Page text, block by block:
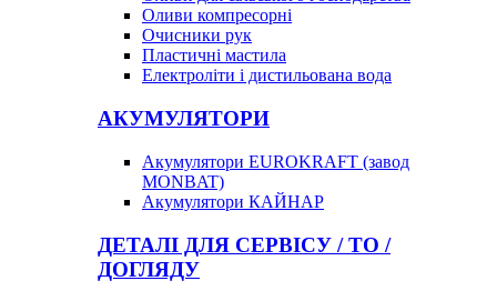
Оливи компресорні
Очисники рук
Пластичні мастила
Електроліти і дистильована вода
АКУМУЛЯТОРИ
Акумулятори EUROKRAFT (завод
MONBAT)
Акумулятори КАЙНАР
ДЕТАЛІ ДЛЯ СЕРВІСУ / ТО /
ДОГЛЯДУ